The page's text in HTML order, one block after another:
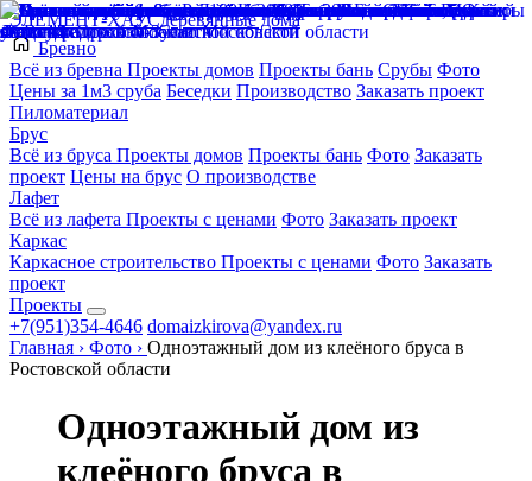
ЭЛЕМЕНТ-ХАУСдеревянные дома
Бревно
Всё из бревна Проекты домов Проекты бань Срубы Фото
Цены за 1м3 сруба Беседки Производство Заказать проект
Пиломатериал
Брус
Всё из бруса Проекты домов Проекты бань Фото Заказать
проект Цены на брус О производстве
Лафет
Всё из лафета Проекты с ценами Фото Заказать проект
Каркас
Каркасное строительство Проекты с ценами Фото Заказать
проект
Проекты
+7(951)354-4646 domaizkirova@yandex.ru
Главная › Фото › Одноэтажный дом из клеёного бруса в
Ростовской области
Одноэтажный дом из
клеёного бруса в